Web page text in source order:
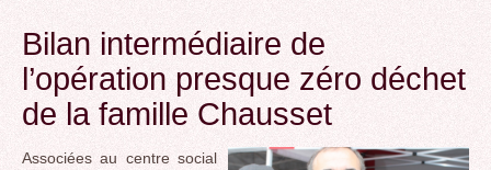
Bilan intermédiaire de
l’opération presque zéro déchet
de la famille Chausset
Associées au centre social